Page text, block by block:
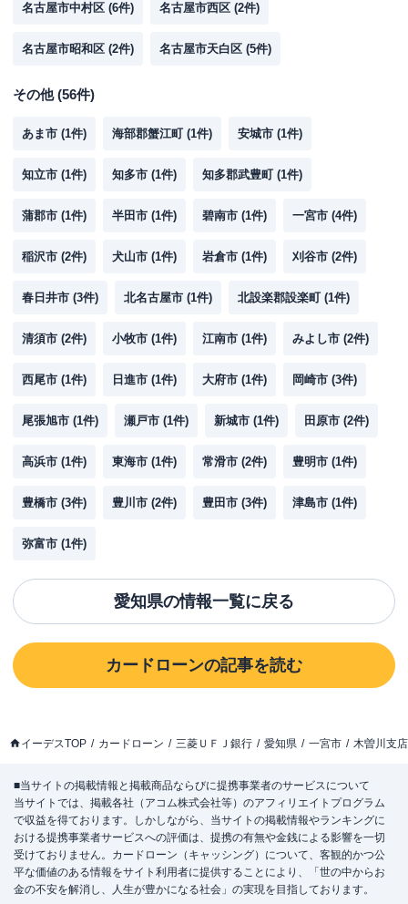
名古屋市中村区 (6件) 名古屋市西区 (2件)
名古屋市昭和区 (2件) 名古屋市天白区 (5件)
その他(56件)
あま市 (1件) 海部郡蟹江町 (1件) 安城市 (1件)
知立市 (1件) 知多市 (1件) 知多郡武豊町 (1件)
蒲郡市 (1件) 半田市 (1件) 碧南市 (1件) 一宮市 (4件)
稲沢市 (2件) 犬山市 (1件) 岩倉市 (1件) 刈谷市 (2件)
春日井市 (3件) 北名古屋市 (1件) 北設楽郡設楽町 (1件)
清須市 (2件) 小牧市 (1件) 江南市 (1件) みよし市 (2件)
西尾市 (1件) 日進市 (1件) 大府市 (1件) 岡崎市 (3件)
尾張旭市 (1件) 瀬戸市 (1件) 新城市 (1件) 田原市 (2件)
高浜市 (1件) 東海市 (1件) 常滑市 (2件) 豊明市 (1件)
豊橋市 (3件) 豊川市 (2件) 豊田市 (3件) 津島市 (1件)
弥富市 (1件)
愛知県の情報一覧に戻る
カードローンの記事を読む
イーデスTOP カードローン 三菱ＵＦＪ銀行 愛知県 一宮市 木曽川支店
■当サイトの掲載情報と掲載商品ならびに提携事業者のサービスについて
当サイトでは、掲載各社（アコム株式会社等）のアフィリエイトプログラム
で収益を得ております。しかしながら、当サイトの掲載情報やランキングに
おける提携事業者サービスへの評価は、提携の有無や金銭による影響を一切
受けておりません。カードローン（キャッシング）について、客観的かつ公
平な価値のある情報をサイト利用者に提供することにより、「世の中からお
金の不安を解消し、人生が豊かになる社会」の実現を目指しております。